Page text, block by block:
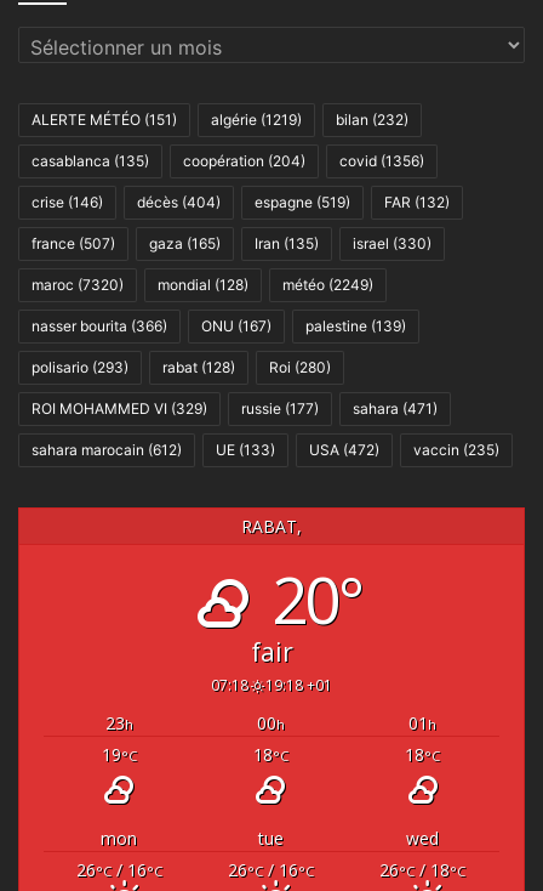
Archives
ALERTE MÉTÉO (151) algérie (1219) bilan (232)
casablanca (135) coopération (204) covid (1356)
crise (146) décès (404) espagne (519) FAR (132)
france (507) gaza (165) Iran (135) israel (330)
maroc (7320) mondial (128) météo (2249)
nasser bourita (366) ONU (167) palestine (139)
polisario (293) rabat (128) Roi (280)
ROI MOHAMMED VI (329) russie (177) sahara (471)
sahara marocain (612) UE (133) USA (472) vaccin (235)
RABAT,
20°
fair
07:18 19:18 +01
23h 00h 01 h
19°C 18°C 18°C
mon tue
wed
26°C/ 16°C 26°C/ 16°C 26°C/ 18°C